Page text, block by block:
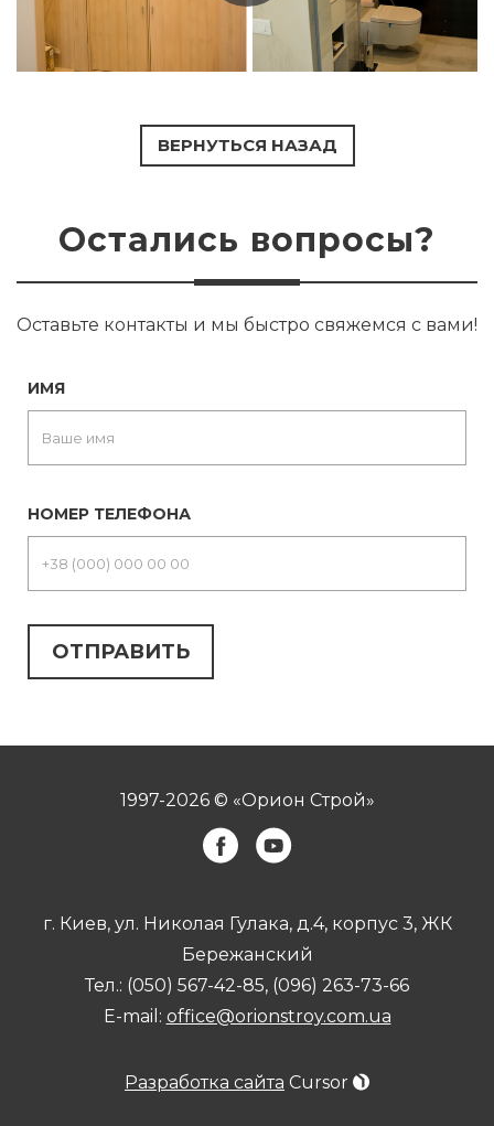
ВЕРНУТЬСЯ НАЗАД
Остались вопросы?
Оставьте контакты и мы быстро свяжемся с вами!
ИМЯ
НОМЕР ТЕЛЕФОНА
1997-2026 © «Орион Строй»
г. Киев, ул. Николая Гулака, д.4, корпус 3, ЖК
Бережанский
Тел.: (050) 567-42-85, (096) 263-73-66
E-mail: office@orionstroy.com.ua
Разработка сайта Cursor